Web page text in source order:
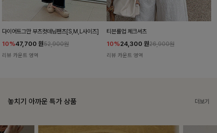
다이어트그만 부츠컷데님팬츠[S,M,L사이즈]
10%47,700 원52,900원
리뷰 카운트 영역
티븐롤업 체크셔츠
10%24,300 원26,900원
리뷰 카운트 영역
놓치기 아까운 특가 상품 더보기